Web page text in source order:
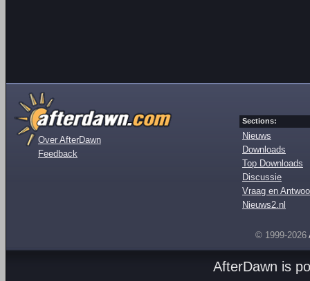
Over AfterDawn
Feedback
Sections:
Nieuws
Downloads
Top Downloads
Discussie
Vraag en
Nieuws2.nl
© 1999-2026
AfterDawn is